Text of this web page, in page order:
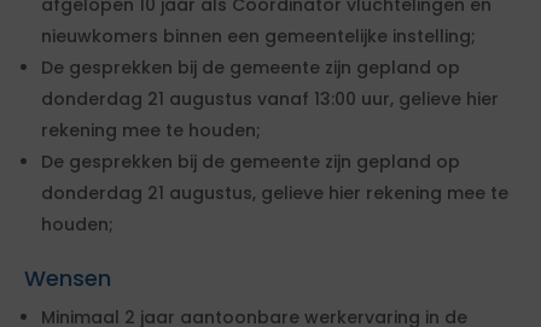
afgelopen 10 jaar als Coördinator vluchtelingen en
nieuwkomers binnen een gemeentelijke instelling;
De gesprekken bij de gemeente zijn gepland op
donderdag 21 augustus vanaf 13:00 uur, gelieve hier
rekening mee te houden;
De gesprekken bij de gemeente zijn gepland op
donderdag 21 augustus, gelieve hier rekening mee te
houden;
Wensen
Minimaal 2 jaar aantoonbare werkervaring in de